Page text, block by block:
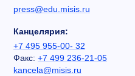
press@edu.misis.ru
Канцелярия:
+7 495 955-00- 32
Факс: +7 499 236-21-05
kancela@misis.ru